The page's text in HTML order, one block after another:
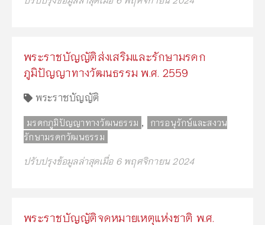
พระราชบัญญัติส่งเสริมและรักษามรดก
ภูมิปัญญาทางวัฒนธรรม พ.ศ. 2559
พระราชบัญญัติ
มรดกภูมิปัญญาทางวัฒนธรรม
การอนุรักษ์และสงวน
รักษามรดกวัฒนธรรม
ปรับปรุงข้อมูลล่าสุดเมื่อ 6 พฤศจิกายน 2024
พระราชบัญญัติจดหมายเหตุแห่งชาติ พ.ศ.